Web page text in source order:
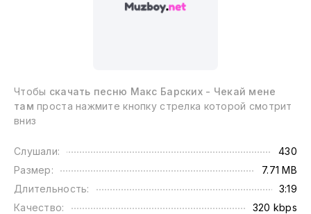
Чтобы скачать песню Макс Барских - Чекай мене
там проста нажмите кнопку стрелка которой смотрит
вниз
Слушали:
430
Размер:
7.71 MB
Длительность:
3:19
Качество:
320 kbps